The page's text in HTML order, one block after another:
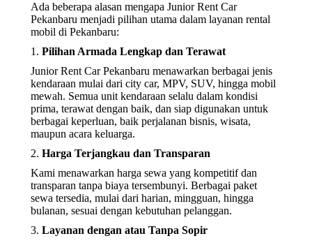
Ada beberapa alasan mengapa Junior Rent Car
Pekanbaru menjadi pilihan utama dalam layanan rental
mobil di Pekanbaru:
1. Pilihan Armada Lengkap dan Terawat
Junior Rent Car Pekanbaru menawarkan berbagai jenis
kendaraan mulai dari city car, MPV, SUV, hingga mobil
mewah. Semua unit kendaraan selalu dalam kondisi
prima, terawat dengan baik, dan siap digunakan untuk
berbagai keperluan, baik perjalanan bisnis, wisata,
maupun acara keluarga.
2. Harga Terjangkau dan Transparan
Kami menawarkan harga sewa yang kompetitif dan
transparan tanpa biaya tersembunyi. Berbagai paket
sewa tersedia, mulai dari harian, mingguan, hingga
bulanan, sesuai dengan kebutuhan pelanggan.
3. Layanan dengan atau Tanpa Sopir